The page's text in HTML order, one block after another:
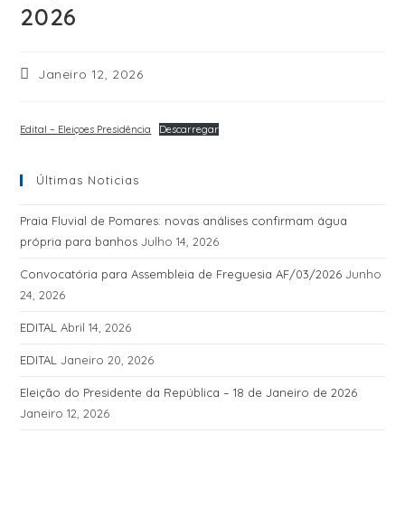
2026
Janeiro 12, 2026
Edital – Eleiçoes Presidência Descarregar
Últimas Noticias
Praia Fluvial de Pomares: novas análises confirmam água
própria para banhos Julho 14, 2026
Convocatória para Assembleia de Freguesia AF/03/2026 Junho
24, 2026
EDITAL Abril 14, 2026
EDITAL Janeiro 20, 2026
Eleição do Presidente da República – 18 de Janeiro de 2026
Janeiro 12, 2026